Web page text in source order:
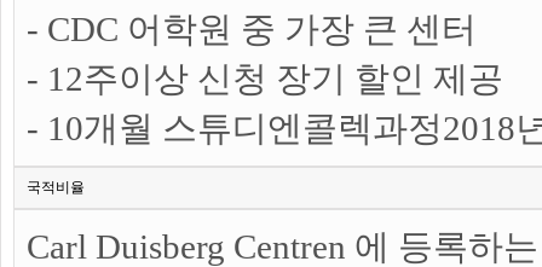
- CDC 어학원 중 가장 큰 센터
- 12주이상 신청 장기 할인 제공
- 10개월 스튜디엔콜렉과정2018
국적비율
Carl Duisberg Centren 에 등록하